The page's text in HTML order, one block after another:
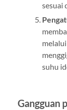
sesuai
suhu
Gangguan